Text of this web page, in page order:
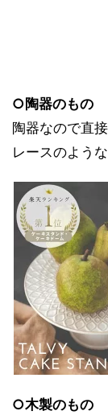
○陶器のもの
陶器なので直
レースのよう
○木製のもの